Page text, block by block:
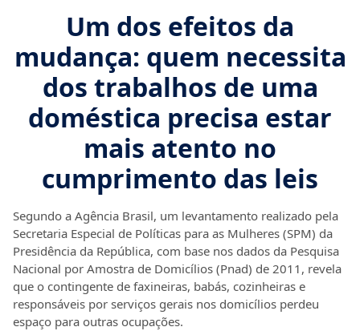
Um dos efeitos da
mudança: quem necessita
dos trabalhos de uma
doméstica precisa estar
mais atento no
cumprimento das leis
Segundo a Agência Brasil, um levantamento realizado pela
Secretaria Especial de Políticas para as Mulheres (SPM) da
Presidência da República, com base nos dados da Pesquisa
Nacional por Amostra de Domicílios (Pnad) de 2011, revela
que o contingente de faxineiras, babás, cozinheiras e
responsáveis por serviços gerais nos domicílios perdeu
espaço para outras ocupações.